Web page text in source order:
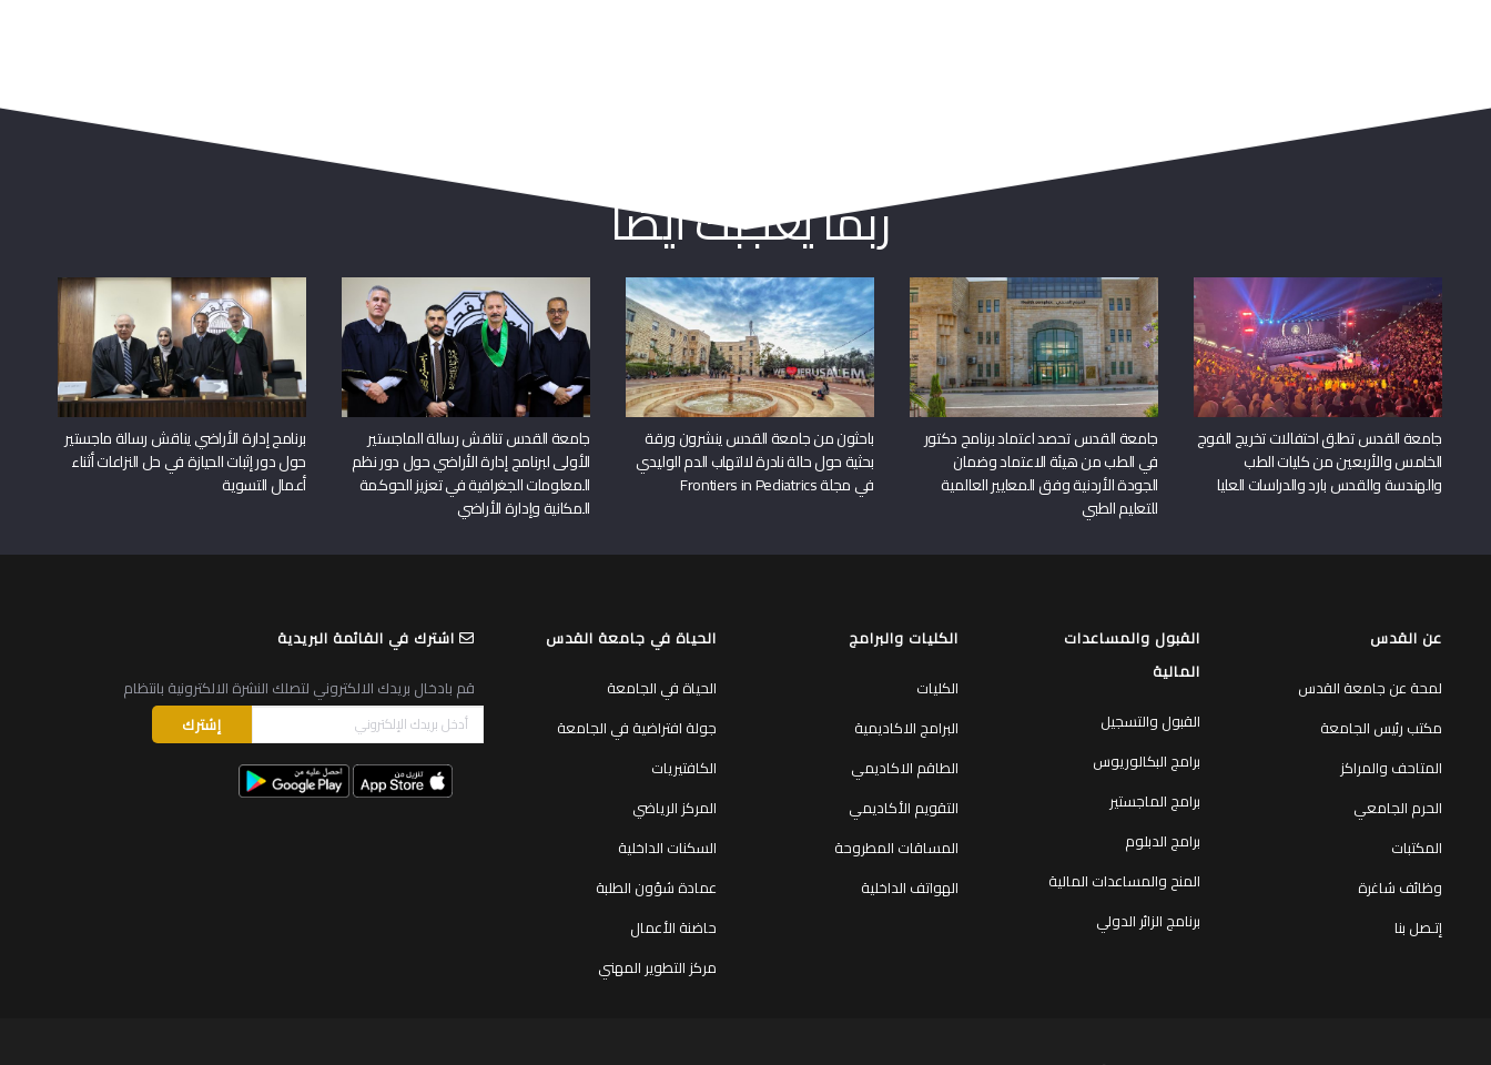
ربما يعجبك أيضا
جامعة القدس تطلق احتفالات تخريج الفوج
الخامس والأربعين من كليات الطب
والهندسة والقدس بارد والدراسات العليا
جامعة القدس تحصد اعتماد برنامج دكتور
في الطب من هيئة الاعتماد وضمان
الجودة الأردنية وفق المعايير العالمية
للتعليم الطبي
باحثون من جامعة القدس ينشرون ورقة
بحثية حول حالة نادرة لالتهاب الدم الوليدي
في مجلة Frontiers in Pediatrics
جامعة القدس تناقش رسالة الماجستير
الأولى لبرنامج إدارة الأراضي حول دور نظم
المعلومات الجغرافية في تعزيز الحوكمة
المكانية وإدارة الأراضي
برنامج إدارة الأراضي يناقش رسالة ماجستير
حول دور إثبات الحيازة في حل النزاعات أثناء
أعمال التسوية
عن القدس
لمحة عن جامعة القدس
مكتب رئيس الجامعة
المتاحف والمراكز
الحرم الجامعي
المكتبات
وظائف شاغرة
إتـصل بنا
القبول والمساعدات
المالية
القبول والتسجيل
برامج البكالوريوس
برامج الماجستير
برامج الدبلوم
المنح والمساعدات المالية
برنامج الزائر الدولي
الكليات والبرامج
الكليات
البرامج الاكاديمية
الطاقم الاكاديمي
التقويم الأكاديمي
المساقات المطروحة
الهواتف الداخلية
الحياة في جامعة القدس
الحياة في الجامعة
جولة افتراضية في الجامعة
الكافتيريات
المركز الرياضي
السكنات الداخلية
عمادة شؤون الطلبة
حاضنة الأعمال
مركز التطوير المهني
اشترك في القائمة البريدية
قم بادخال بريدك الالكتروني لتصلك النشرة الالكترونية بانتظام